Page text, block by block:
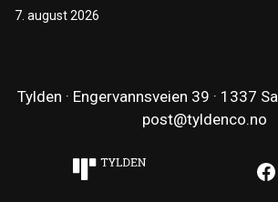
7. august 2026
Tylden · Engervannsveien 39 · 1337
post@tyldenco.no